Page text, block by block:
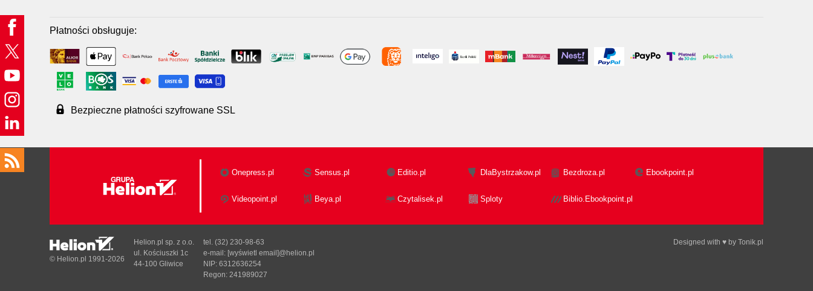
Płatności obsługuje:
Bezpieczne płatności szyfrowane SSL
Onepress.pl Sensus.pl Editio.pl DlaBystrzakow.pl Bezdroza.pl Ebookpoint.pl
Videopoint.pl Beya.pl Czytalisek.pl Sploty Biblio.Ebookpoint.pl
Designed with ♥ by Tonik.pl
© Helion.pl 1991-2026
Helion.pl sp. z o.o.
ul. Kościuszki 1c
44-100 Gliwice
tel. (32) 230-98-63
e-mail: [wyświetl email]@helion.pl
NIP: 6312636254
Regon: 241989027